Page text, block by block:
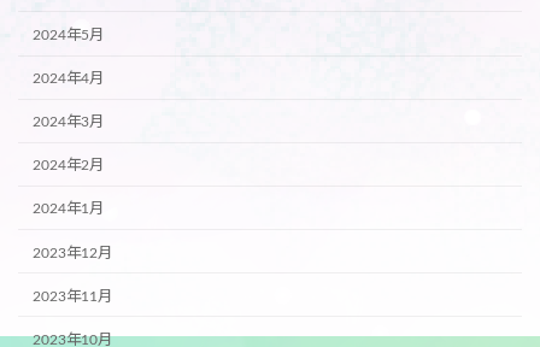
2024年5月
2024年4月
2024年3月
2024年2月
2024年1月
2023年12月
2023年11月
2023年10月